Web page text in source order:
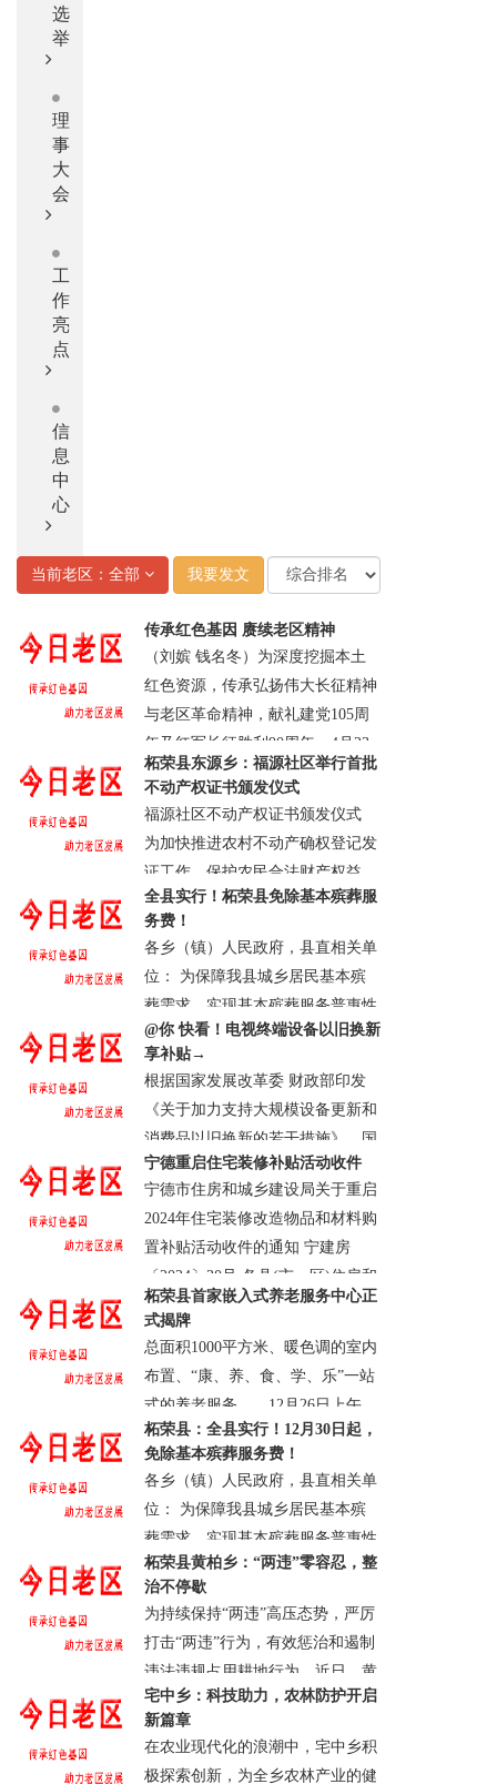
选
举
理
事
大
会
工
作
亮
点
信
息
中
心
当前老区：全部 我要发文
传承红色基因 赓续老区精神
（刘嫔 钱名冬）为深度挖掘本土
红色资源，传承弘扬伟大长征精神
与老区革命精神，献礼建党105周
年及红军长征胜利90周年，4月23
日，湖北恩施州老促会、恩施州民
· 宣恩县 · 浏览：4645 · 评论0 · 2026-04-
24 11:23:37.0
柘荣县东源乡：福源社区举行首批
不动产权证书颁发仪式
福源社区不动产权证书颁发仪式
为加快推进农村不动产确权登记发
证工作，保护农民合法财产权益，
秉持“服务为民、便民利民”的宗
旨。12月31日，东源乡联合县自然
资源局......
· 柘荣县 · 浏览：59537 · 评论0
· 2024-12-
31 18:25:07.0
全县实行！柘荣县免除基本殡葬服
务费！
各乡（镇）人民政府，县直相关单
位： 为保障我县城乡居民基本殡
葬需求，实现基本殡葬服务普惠性
和均等化，进一步推动殡葬改革和
促进殡葬事业科学发展，根据民政
部等1......
· 柘荣县 · 浏览：59577 · 评论0 · 2024-12-
31 18:11:54.0
@你 快看！电视终端设备以旧换新
享补贴→
根据国家发展改革委 财政部印发
《关于加力支持大规模设备更新和
消费品以旧换新的若干措施》，国
家广播电视总局办公厅、商务部办
公厅、文化和旅游部办公厅《关于
做好酒店电......
31 09:07:29.0
宁德重启住宅装修补贴活动收件
宁德市住房和城乡建设局关于重启
2024年住宅装修改造物品和材料购
置补贴活动收件的通知 宁建房
〔2024〕30号 各县(市、区)住房和
城乡建设局、发改委、财政局......
· 柘荣县 · 浏览：59468 · 评论0 · 2024-12-
30 15:38:51.0
柘荣县首家嵌入式养老服务中心正
式揭牌
总面积1000平方米、暖色调的室内
布置、“康、养、食、学、乐”一站
式的养老服务……12月26日上午，
柘荣县双城镇城南社区居民委员会
联合福建微尚生活服务有限公司
打......
· 柘荣县 · 浏览：60057 · 评论0
· 2024-12-
27 15:46:04.0
柘荣县：全县实行！12月30日起，
免除基本殡葬服务费！
各乡（镇）人民政府，县直相关单
位： 为保障我县城乡居民基本殡
葬需求，实现基本殡葬服务普惠性
和均等化，进一步推动殡葬改革和
促进殡葬事业科学发展，根据民政
部等1......
· 柘荣县 · 浏览：59921 · 评论0 · 2024-12-
27 09:21:37.0
柘荣县黄柏乡：“两违”零容忍，整
治不停歇
为持续保持“两违”高压态势，严厉
打击“两违”行为，有效惩治和遏制
违法违规占用耕地行为，近日，黄
柏乡以“零容忍”的态度，重拳出
击、铁腕整治，全力推进“两违”治
理工......
宅中乡：科技助力，农林防护开启
新篇章
在农业现代化的浪潮中，宅中乡积
极探索创新，为全乡农林产业的健